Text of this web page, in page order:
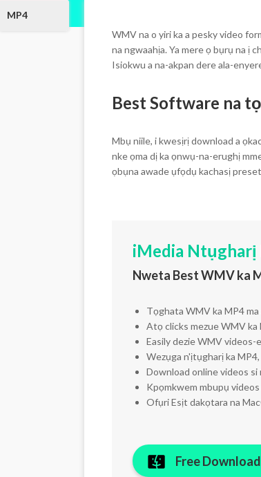
MP4
WMV na o yiri ka a pesky video
na ngwaahịa. Ya mere ọ bụrụ na ị
Isiokwu a na-akpan dere ala-
Best Software na
Mbụ niile, i kwesịrị download a
nke ọma dị ka ọnwụ-na-erughị
ọbụna awade ụfọdụ kachasị
iMedia Ntụgharị
Nweta Best WMV ka
Tọghata WMV ka MP4
Atọ clicks mezue WMV ka
Easily dezie WMV videos-
Wezụga n'ịtụgharị ka
Download online videos si
Kpọmkwem mbupụ
Ofụri Esịt dakọtara na
Free Download